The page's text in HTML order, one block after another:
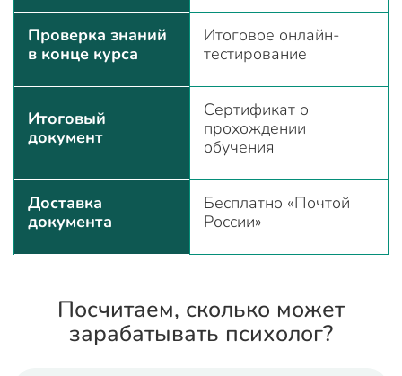
Проверка знаний
в конце курса
Итоговое онлайн-
тестирование
Итоговый
документ
Сертификат о
прохождении
обучения
Доставка
документа
Бесплатно «Почтой
России»
Посчитаем, сколько может
зарабатывать психолог?